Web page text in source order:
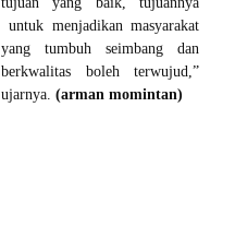
untuk menjadikan masyarakat
yang tumbuh seimbang dan
berkwalitas boleh terwujud,”
ujarnya. (arman momintan)